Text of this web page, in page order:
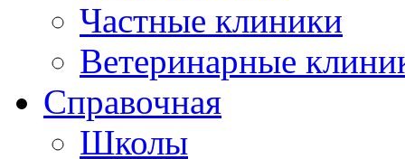
Частные клиники
Ветеринарные
Справочная
Школы